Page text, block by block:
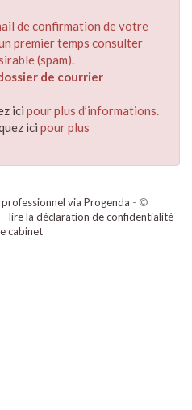
de confirmation de votre
premier temps consulter
(spam).
de courrier
ici pour plus d’informations.
ici pour plus
via Progenda - ©
- lire la déclaration de confidentialité
cabinet